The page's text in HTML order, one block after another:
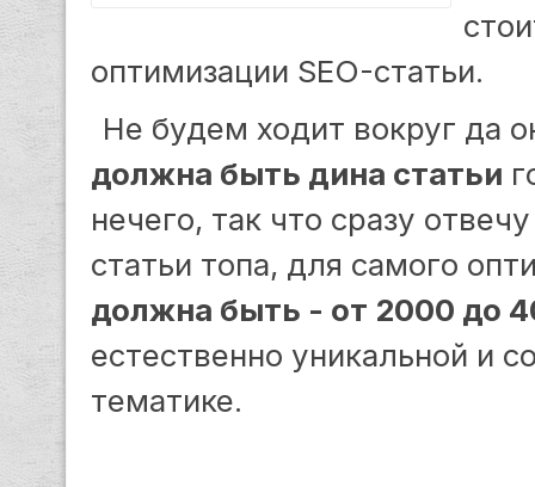
оптимизации SEO-статьи.
Не будем ходит вокруг да
должна быть дина статьи
нечего, так что сразу
статьи топа, для самого
должна быть - от 2000 до
естественно уникальной и
тематике.